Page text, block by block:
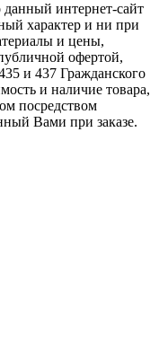
интернет-сайт
характер и ни при
и цены,
офертой,
и 437 Гражданского
и наличие товара,
посредством
Вами при заказе.